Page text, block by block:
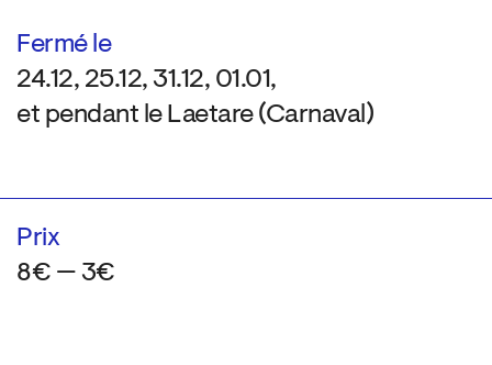
Fermé le
24.12, 25.12, 31.12, 01.01,
et pendant le Laetare (Carnaval)
Prix
8€ — 3€